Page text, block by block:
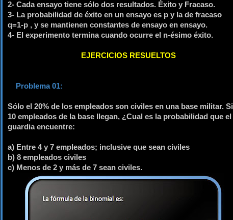
2- Cada ensayo tiene sólo dos resultados. Éxito y Fracaso.
3- La probabilidad de éxito en un ensayo es p y la de fracaso
q=1-p , y se mantienen constantes de ensayo en ensayo.
4- El experimento termina cuando ocurre el n-ésimo éxito.
EJERCICIOS RESUELTOS
Problema 01:
Sólo el 20% de los empleados son civiles en una base militar. Si
10 empleados de la base llegan, ¿Cual es la probabilidad que el
guardia encuentre:
a) Entre 4 y 7 empleados; inclusive que sean civiles
b) 8 empleados civiles
c) Menos de 2 y más de 7 sean civiles.